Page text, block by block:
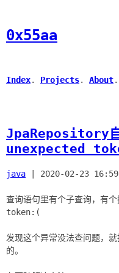
0x55aa
Index. Projects. About.
JpaRepository自
unexpected
java 2020-02-23
查询语句里有个子查询，有
token:(
发现这个异常没法查问题，
的。